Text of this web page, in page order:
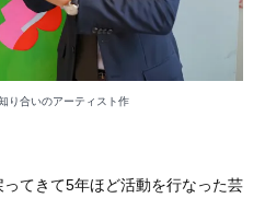
り合いのアーティスト作
てきて5年ほど活動を行なった芸